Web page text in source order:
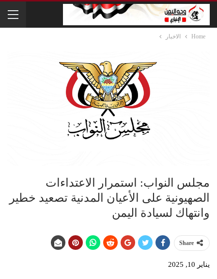
Home الاخبار
مجلس النواب: استمرار الاعتداءات
الصهيونية على الأعيان المدنية تصعيد خطير
وانتهاك لسيادة اليمن
Share
يناير 10, 2025